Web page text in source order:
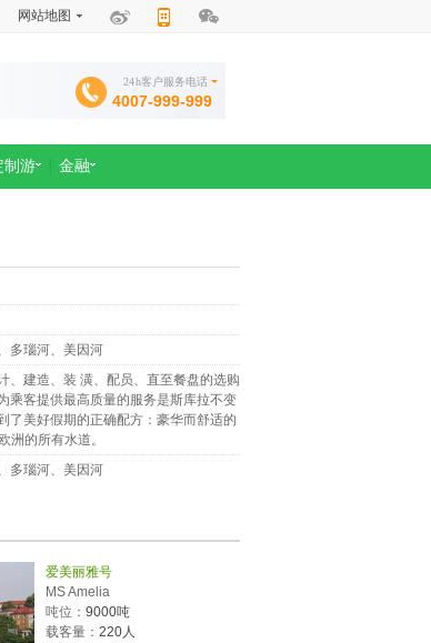
网站地图
24h客户服务电话
4007-999-999
制游 金融
多瑙河、美因河
、建造、装 潢、配员、直至餐盘的选购
乘客提供最高质量的服务是斯库拉不变
了美好假期的正确配方：豪华而舒适的
洲的所有水道。
多瑙河、美因河
爱美丽雅号
MS Amelia
吨位： 9000吨
载客量： 220人